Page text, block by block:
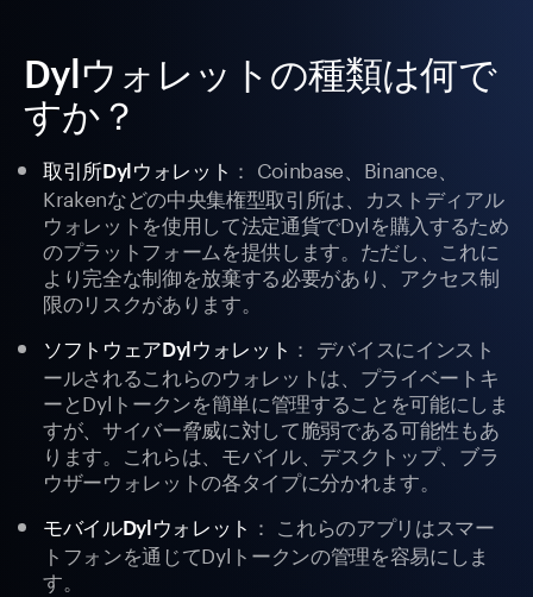
Dylウォレットの種類は何で
すか？
取引所Dylウォレット ： Coinbase、Binance、
Krakenなどの中央集権型取引所は、カストディアル
ウォレットを使用して法定通貨でDylを購入するため
のプラットフォームを提供します。ただし、これに
より完全な制御を放棄する必要があり、アクセス制
限のリスクがあります。
ソフトウェアDylウォレット ： デバイスにインスト
ールされるこれらのウォレットは、プライベートキ
ーとDylトークンを簡単に管理することを可能にしま
すが、サイバー脅威に対して脆弱である可能性もあ
ります。これらは、モバイル、デスクトップ、ブラ
ウザーウォレットの各タイプに分かれます。
モバイルDylウォレット ： これらのアプリはスマー
トフォンを通じてDylトークンの管理を容易にしま
す。